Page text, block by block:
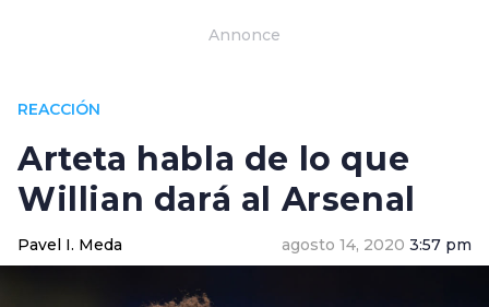
Annonce
REACCIÓN
Arteta habla de lo que
Willian dará al Arsenal
Pavel I. Meda agosto 14, 2020 3:57 pm